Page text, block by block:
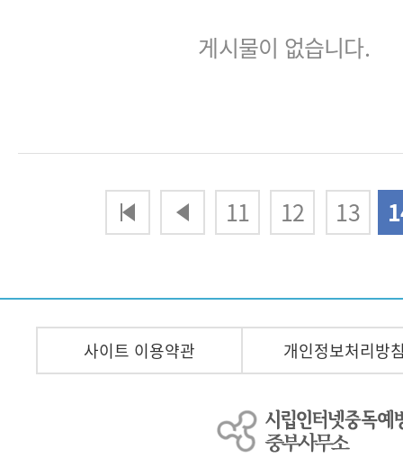
게시물이 없습니다.
11 12 13
맨끝
사이트 이용약관 개인정보처리방